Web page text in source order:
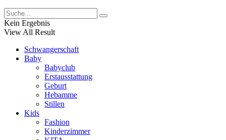
Kein Ergebnis
View All Result
Schwangerschaft
Baby
Babyclub
Erstausstattung
Geburt
Hebamme
Stillen
Kids
Fashion
Kinderzimmer